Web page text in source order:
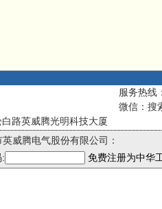
服务热线
微信：搜
路英威腾光明科技大厦
威腾电气股份有限公司：
: 免费注册为中华